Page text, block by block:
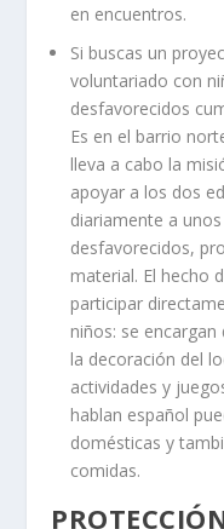
en encuentros.
Si buscas un
voluntariado con
desfavorecidos
Es en el barrio
lleva a cabo la
apoyar a los dos
diariamente a
desfavorecidos,
material. El hecho
participar
niños: se
la decoración del
actividades y
hablan español
domésticas y
comidas.